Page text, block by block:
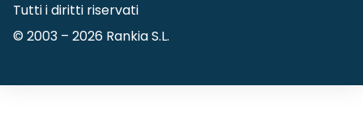
Tutti i diritti riservati
© 2003 – 2026 Rankia S.L.